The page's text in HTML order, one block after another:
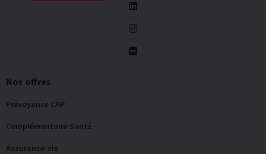
Nos offres
Prévoyance CAP
Complémentaire Santé
Assurance-vie